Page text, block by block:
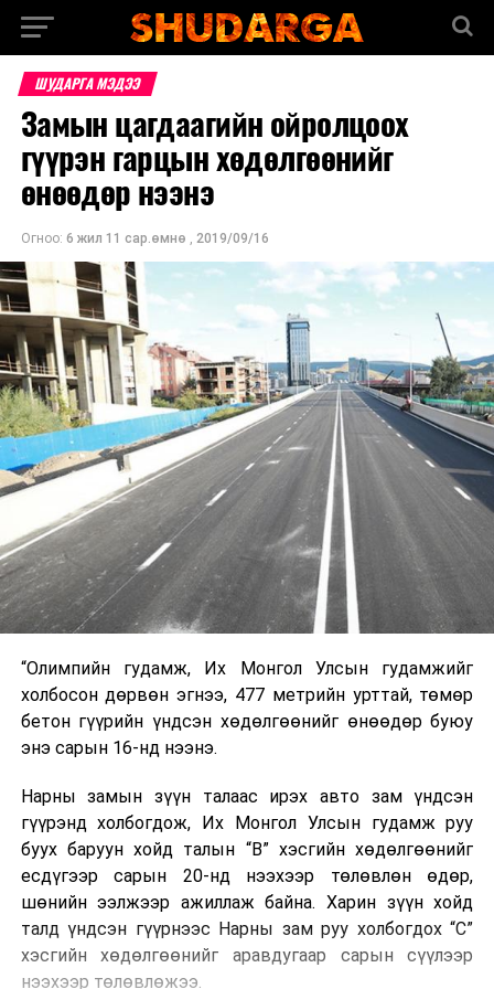
ШУДАРГА МЭДЭЭ
Замын цагдаагийн ойролцоох
гүүрэн гарцын хөдөлгөөнийг
өнөөдөр нээнэ
Огноо: 6 жил 11 сар.өмнө , 2019/09/16
“Олимпийн гудамж, Их Монгол Улсын гудамжийг
холбосон дөрвөн эгнээ, 477 метрийн урттай, төмөр
бетон гүүрийн үндсэн хөдөлгөөнийг өнөөдөр буюу
энэ сарын 16-нд нээнэ.
Нарны замын зүүн талаас ирэх авто зам үндсэн
гүүрэнд холбогдож, Их Монгол Улсын гудамж руу
буух баруун хойд талын “В” хэсгийн хөдөлгөөнийг
есдүгээр сарын 20-нд нээхээр төлөвлөн өдөр,
шөнийн ээлжээр ажиллаж байна. Харин зүүн хойд
талд үндсэн гүүрнээс Нарны зам руу холбогдох “С”
хэсгийн хөдөлгөөнийг аравдугаар сарын сүүлээр
нээхээр төлөвлөжээ.